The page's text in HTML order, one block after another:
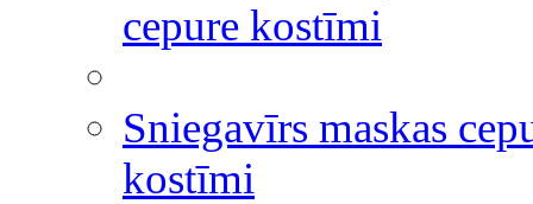
cepure kostīmi
Sniegavīrs maskas
kostīmi